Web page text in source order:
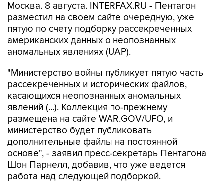
Москва. 8 августа. INTERFAX.RU - Пентагон
разместил на своем сайте очередную, уже
пятую по счету подборку рассекреченных
американских данных о неопознанных
аномальных явлениях (UAP).
"Министерство войны публикует пятую часть
рассекреченных и исторических файлов,
касающихся неопознанных аномальных
явлений (...). Коллекция по-прежнему
размещена на сайте WAR.GOV/UFO, и
министерство будет публиковать
дополнительные файлы на постоянной
основе", - заявил пресс-секретарь Пентагона
Шон Парнелл, добавив, что уже ведется
работа над следующей подборкой.